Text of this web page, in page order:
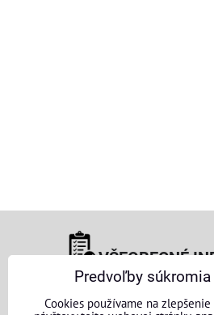
VŠEOBECNÉ
Obchodné
Predvoľby súkromia
Cookies používame na zlepšenie